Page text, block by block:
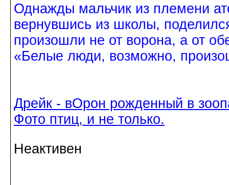
Однажды мальчик из племени
вернувшись из школы,
произошли не от ворона, а от
«Белые люди, возможно,
Дрейк - вОрон рожденный в
Фото птиц, и не только.
Неактивен